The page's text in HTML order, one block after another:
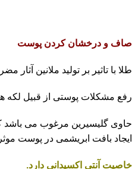
صاف و درخشان کردن پوست
طلا با تاثیر بر تولید ملانین آثار
رفع مشکلات پوستی از قبیل لکه
حاوی گلیسیرین مرغوب می
ایجاد بافت ابریشمی در پوست
خاصیت آنتی اکسیدانی دارد.